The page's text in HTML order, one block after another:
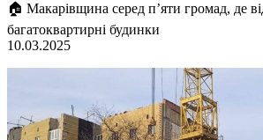
🏠 Макарівщина серед п’яти громад, де
багатоквартирні будинки
10.03.2025